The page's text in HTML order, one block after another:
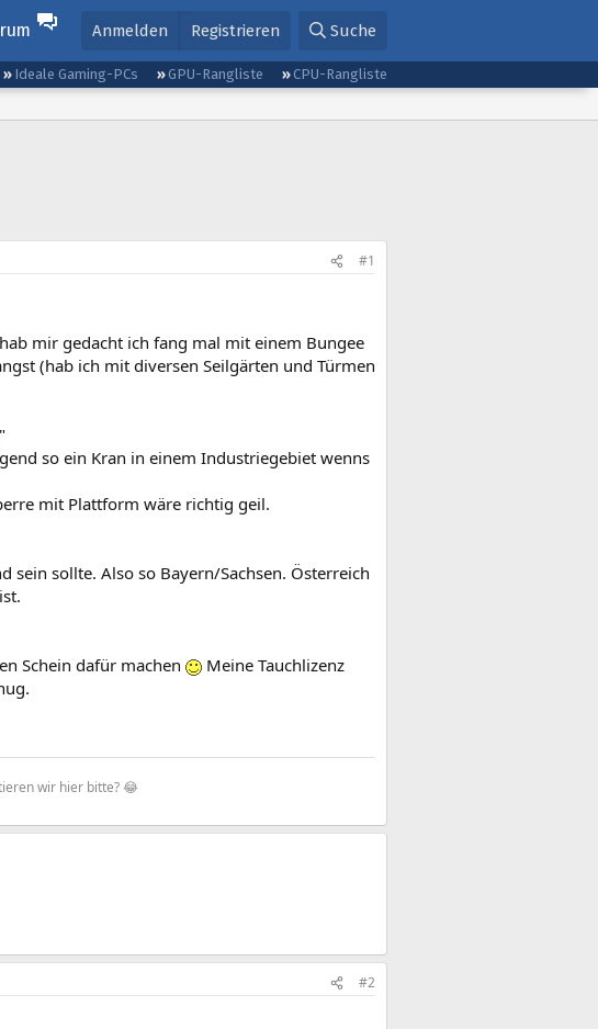
Anmelden Registrieren Suche
Ideale Gaming-PCs GPU-Rangliste
CPU-Rangliste
#1
mir gedacht ich fang mal mit einem Bungee
(hab ich mit diversen Seilgärten und Türmen
so ein Kran in einem Industriegebiet wenns
mit Plattform wäre richtig geil.
sein sollte. Also so Bayern/Sachsen. Österreich
Schein dafür machen
Meine Tauchlizenz
wir hier bitte? 😂
#2